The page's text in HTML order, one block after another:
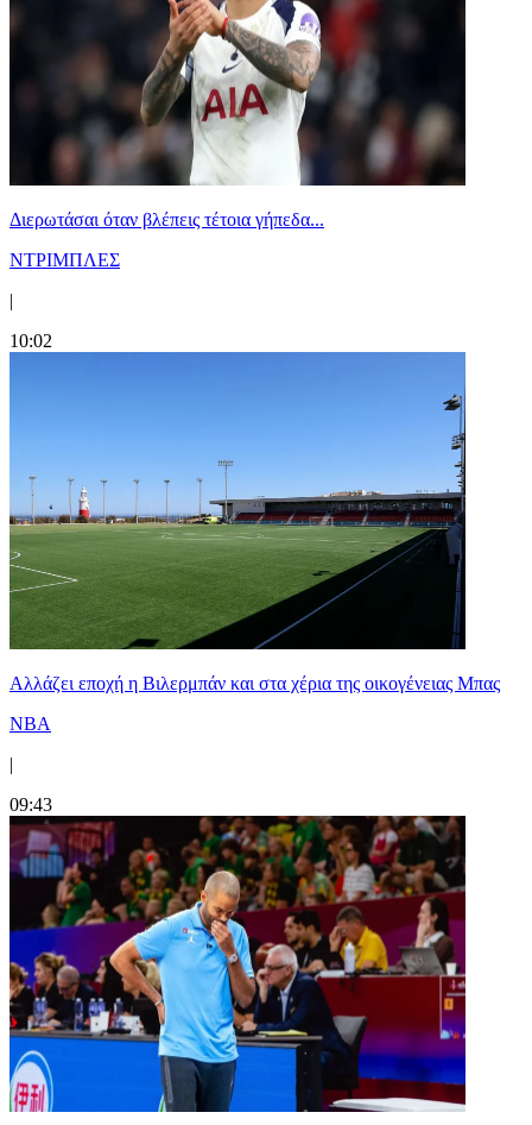
Διερωτάσαι όταν βλέπεις τέτοια γήπεδα...
ΝΤΡΙΜΠΛΕΣ
|
10:02
Aλλάζει εποχή η Βιλερμπάν και στα χέρια της οικογένειας Μπας
NBA
|
09:43